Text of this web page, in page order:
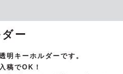
談はこちら
ー
明キーホルダーです。
稿でOK！